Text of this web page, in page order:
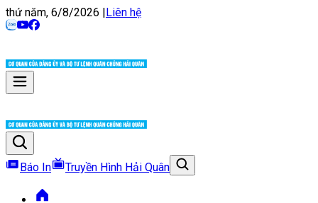
thứ năm, 6/8/2026 |Liên hệ
Báo In Truyền Hình Hải Quân